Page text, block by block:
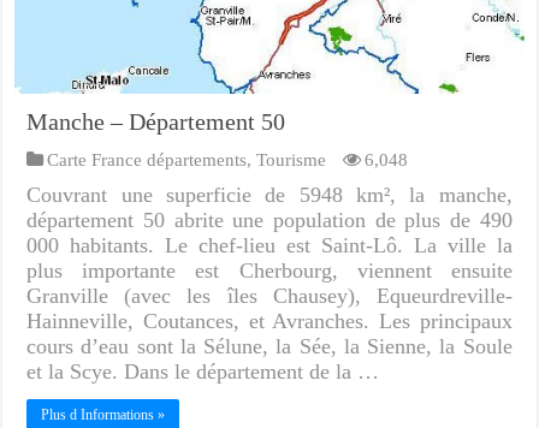
Manche – Département 50
Carte France départements,Tourisme 6,048
Couvrant une superficie de 5948 km², la manche,
département 50 abrite une population de plus de 490
000 habitants. Le chef-lieu est Saint-Lô. La ville la
plus importante est Cherbourg, viennent ensuite
Granville (avec les îles Chausey), Equeurdreville-
Hainneville, Coutances, et Avranches. Les principaux
cours d’eau sont la Sélune, la Sée, la Sienne, la Soule
et la Scye. Dans le département de la …
Plus d Informations »